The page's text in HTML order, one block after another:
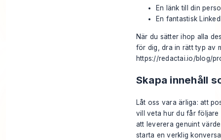
En länk till din
En fantastisk
När du sätter ihop alla
för dig, dra in rätt typ av
https://redactai.io/blog/
Skapa innehåll
Låt oss vara ärliga: att
vill veta hur du får följare
att leverera genuint
starta en verklig